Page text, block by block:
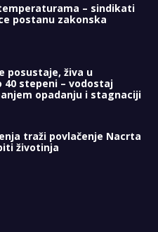
– sindikati
postanu zakonska
posustaje, živa u
stepeni – vodostaj
opadanju i stagnaciji
traži povlačenje Nacrta
životinja